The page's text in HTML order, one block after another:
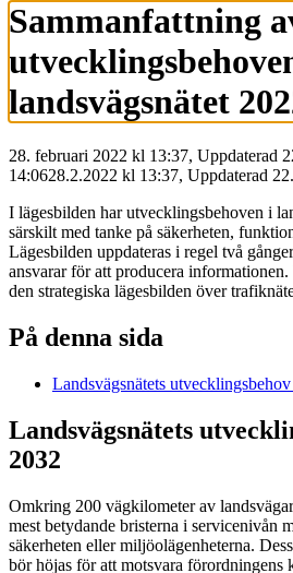
Sammanfattning
landsvägsnätet
28. februari 2022 kl 13:37, Uppdaterad
14:0628.2.2022 kl 13:37, Uppdaterad
I lägesbilden har utvecklingsbehoven i
särskilt med tanke på säkerheten,
Lägesbilden uppdateras i regel två
ansvarar för att producera
den strategiska lägesbilden över
På denna sida
Landsvägsnätets
Landsvägsnätets
2032
Omkring 200 vägkilometer av
mest betydande bristerna i servicenivån
säkerheten eller miljöolägenheterna.
bör höjas för att motsvara förordningens